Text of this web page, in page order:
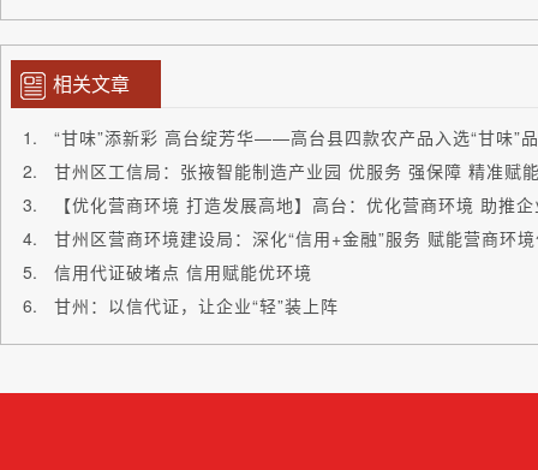
相关文章
甘州区工信局：张掖智能制造产业园 优服务 强保障 精准赋
【优化营商环境 打造发展高地】高台：优化营商环境 助推
甘州区营商环境建设局：深化“信用+金融”服务 赋能营商环
信用代证破堵点 信用赋能优环境
甘州：以信代证，让企业“轻”装上阵